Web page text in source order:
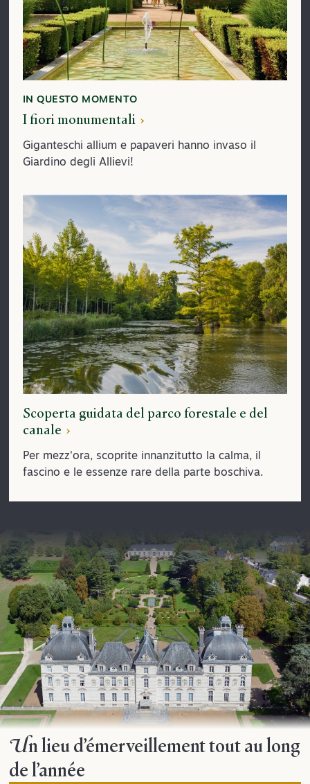
IN QUESTO MOMENTO
I fiori monumentali
Giganteschi allium e papaveri hanno invaso il
Giardino degli Allievi!
Scoperta guidata del parco forestale e del
canale
Per mezz'ora, scoprite innanzitutto la calma, il
fascino e le essenze rare della parte boschiva.
Un lieu d’émerveillement tout au long
de l’année